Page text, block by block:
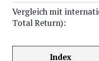
Vergleich mit
Total Return):
Index